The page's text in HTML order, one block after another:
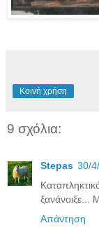
Κοινή χρήση
9 σχόλια:
Stepas 30/
ξανάνοιξε...
Απάντηση